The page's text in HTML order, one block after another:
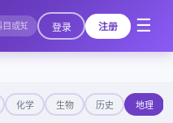
登录 注册 ☰
化学 生物 历史 地理